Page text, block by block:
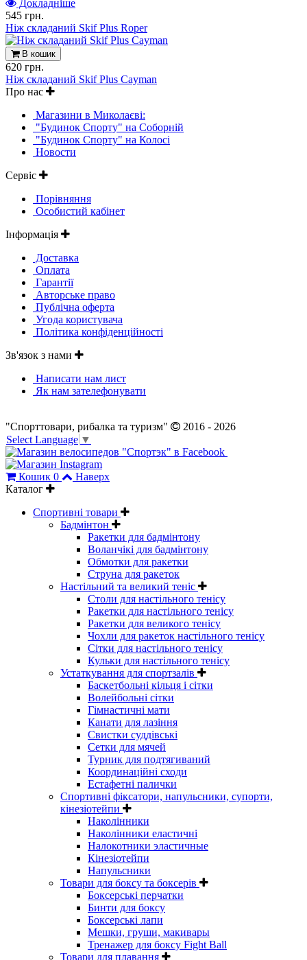
Докладніше
545 грн.
Ніж складаний Skif Plus Roper
В кошик
620 грн.
Ніж складаний Skif Plus Cayman
Про нас
Магазини в Миколаєві:
"Будинок Спорту" на Соборній
"Будинок Спорту" на Колосі
Новости
Сервіс
Порівняння
Особистий кабінет
Інформація
Доставка
Оплата
Гарантії
Авторське право
Публічна оферта
Угода користувача
Політика конфіденційності
Зв'язок з нами
Написати нам лист
Як нам зателефонувати
"Спорттовари, рибалка та туризм"
2016 - 2026
Select Language ▼
Кошик 0
Наверх
Каталог
Спортивні товари
Бадмінтон
Ракетки для бадмінтону
Воланчікі для бадмінтону
Обмотки для ракетки
Струна для ракеток
Настільний та великий теніс
Столи для настільного тенісу
Ракетки для настільного тенісу
Ракетки для великого тенісу
Чохли для ракеток настільного тенісу
Сітки для настільного тенісу
Кульки для настільного тенісу
Устаткування для спортзалів
Баскетбольні кільця і сітки
Волейбольні сітки
Гімнастичні мати
Канати для лазіння
Свистки суддівські
Сетки для мячей
Турник для подтягиваний
Координаційні сходи
Естафетні палички
Спортивні фіксатори, напульсники, супорти,
кінезіотейпи
Наколінники
Наколінники еластичні
Налокотники эластичные
Кінезіотейпи
Напульсники
Товари для боксу та боксерів
Боксерські перчатки
Бинти для боксу
Боксерські лапи
Мешки, груши, макивары
Тренажер для боксу Fight Ball
Товари для плавання